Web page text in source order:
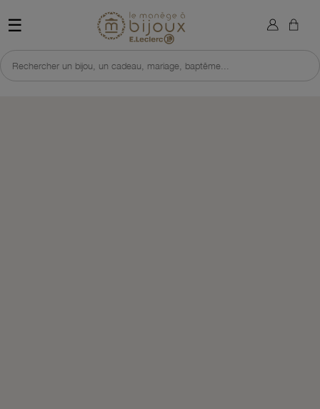
☰ Retour à l'accueil du site
Rechercher un bijou, un cadeau, mariage, baptême...
×